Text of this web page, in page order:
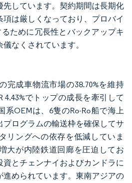
しています。契約期間は長期化
項は厳しくなっており、プロバイ
ために冗長性とバックアップキ
なくされています。
完成車物流市場の38.70%を維持
4.43%でトップの成長を牽引して
系OEMは、6隻のRo-Ro船で海上
ログラムの輸送枠を確保してサ
リングへの依存を低減していま
大が内陸鉄道回廊を圧迫してお
資とチェンナイおよびカンドラに
進められています。東南アジアの